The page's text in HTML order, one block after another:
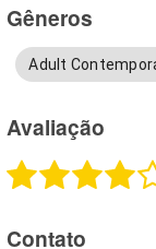
Gêneros
Adult
Avaliação
Contato